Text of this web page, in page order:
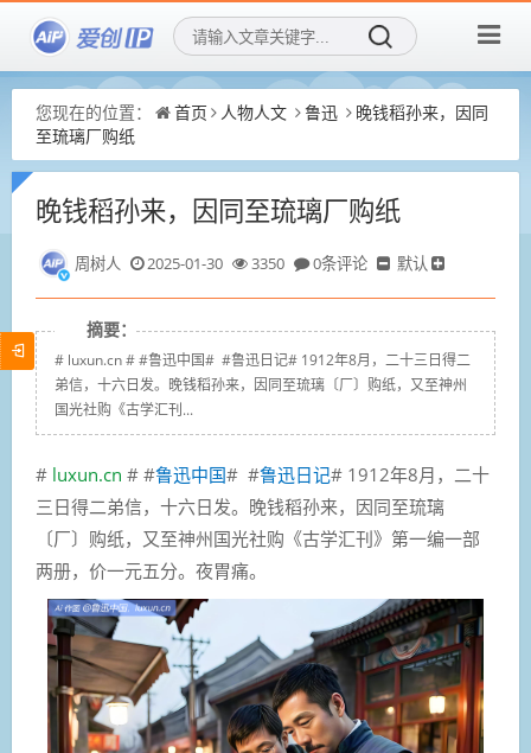
您现在的位置： 首页 人物人文 鲁迅
晚钱稻孙来，因同
至琉璃厂购纸
晚钱稻孙来，因同至琉璃厂购纸
周树人 2025-01-30 3350 0条评论 默认
摘要：
# luxun.cn # #鲁迅中国# #鲁迅日记# 1912年8月，二十三日得二
弟信，十六日发。晚钱稻孙来，因同至琉璃〔厂〕购纸，又至神州
国光社购《古学汇刊...
# luxun.cn # #鲁迅中国# #鲁迅日记# 1912年8月，二十
三日得二弟信，十六日发。晚钱稻孙来，因同至琉璃
〔厂〕购纸，又至神州国光社购《古学汇刊》第一编一部
两册，价一元五分。夜胃痛。